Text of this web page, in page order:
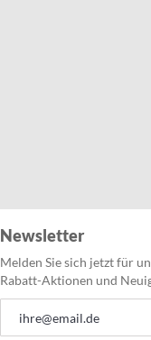
Newsletter
Melden Sie sich jetzt für
Rabatt-Aktionen und
zum